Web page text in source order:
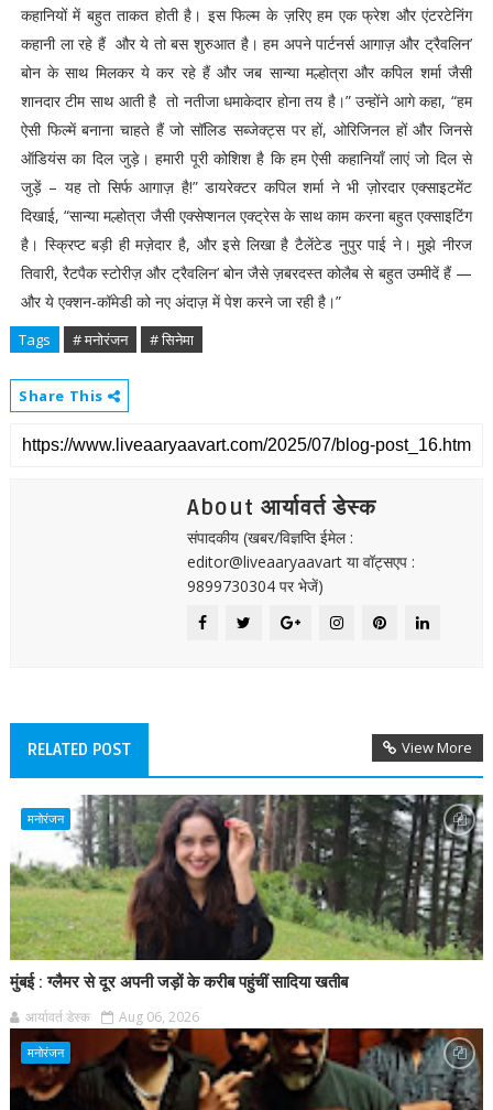
कहानियों में बहुत ताकत होती है। इस फिल्म के ज़रिए हम एक फ्रेश और एंटरटेनिंग
कहानी ला रहे हैं और ये तो बस शुरुआत है। हम अपने पार्टनर्स आगाज़ और ट्रैवलिन’
बोन के साथ मिलकर ये कर रहे हैं और जब सान्या मल्होत्रा और कपिल शर्मा जैसी
शानदार टीम साथ आती है तो नतीजा धमाकेदार होना तय है।” उन्होंने आगे कहा, “हम
ऐसी फिल्में बनाना चाहते हैं जो सॉलिड सब्जेक्ट्स पर हों, ओरिजिनल हों और जिनसे
ऑडियंस का दिल जुड़े। हमारी पूरी कोशिश है कि हम ऐसी कहानियाँ लाएं जो दिल से
जुड़ें – यह तो सिर्फ आगाज़ है!” डायरेक्टर कपिल शर्मा ने भी ज़ोरदार एक्साइटमेंट
दिखाई, “सान्या मल्होत्रा जैसी एक्सेप्शनल एक्ट्रेस के साथ काम करना बहुत एक्साइटिंग
है। स्क्रिप्ट बड़ी ही मज़ेदार है, और इसे लिखा है टैलेंटेड नुपुर पाई ने। मुझे नीरज
तिवारी, रैटपैक स्टोरीज़ और ट्रैवलिन’ बोन जैसे ज़बरदस्त कोलैब से बहुत उम्मीदें हैं —
और ये एक्शन-कॉमेडी को नए अंदाज़ में पेश करने जा रही है।”
Tags # मनोरंजन # सिनेमा
Share This
About आर्यावर्त डेस्क
संपादकीय (खबर/विज्ञप्ति ईमेल :
editor@liveaaryaavart या वॉट्सएप :
9899730304 पर भेजें)
RELATED POST View More
मनोरंजन
मुंबई : ग्लैमर से दूर अपनी जड़ों के करीब पहुंचीं सादिया खतीब
आर्यावर्त डेस्क Aug 06, 2026
मनोरंजन